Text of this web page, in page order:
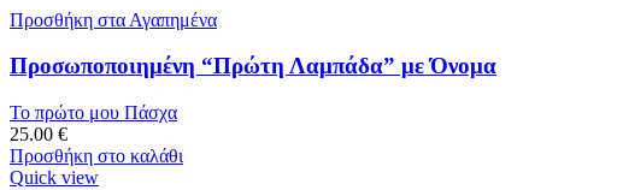
Προσθήκη στα Αγαπημένα
Προσωποποιημένη “Πρώτη Λαμπάδα” με Όνομα
Το πρώτο μου Πάσχα
25.00 €
Προσθήκη στο καλάθι
Quick view